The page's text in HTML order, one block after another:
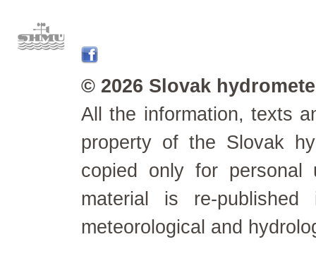
© 2026 Slovak
All the information, texts
property of the Slovak
copied only for personal
material is re-
meteorological and